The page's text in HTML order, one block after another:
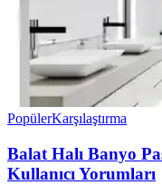
PopülerKarşılaştırma
Balat Halı Banyo
Kullanıcı Yorumları